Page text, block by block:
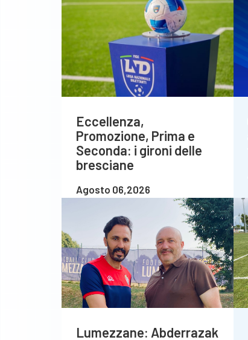
Eccellenza,
Promozione, Prima e
Seconda: i gironi delle
bresciane
Agosto 06,2026
Lumezzane: Abderrazak